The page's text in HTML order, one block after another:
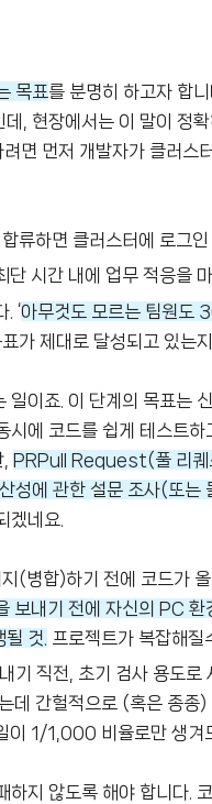
목표를 분명히 하고자 합
, 현장에서는 이 말이 정
면 먼저 개발자가 클러
류하면 클러스터에 로그
시간 내에 업무 적응을
‘아무것도 모르는 팀원도
가 제대로 달성되고 있는
일이죠. 이 단계의 목표는
에 코드를 쉽게 테스트
PRPull Request(풀 리퀘
성에 관한 설문 조사(또는
겠네요.
(병합)하기 전에 코드가
보내기 전에 자신의 PC
것. 프로젝트가 복잡해질
기 직전, 초기 검사 용도로
데 간헐적으로 (혹은 종
이 1/1,000 비율로만 생겨
지 않도록 해야 합니다.